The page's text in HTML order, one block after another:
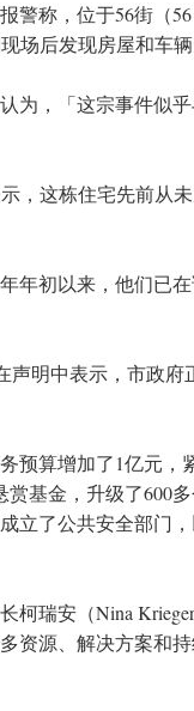
称，位于56街（56
场后发现房屋和车
为，「这宗事件似
，这栋住宅先前从
年初以来，他们已
声明中表示，市政
预算增加了1亿元，
基金，升级了600
立了公共安全部门
柯瑞安（Nina
资源、解决方案和